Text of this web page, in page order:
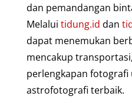
dan pemandangan
Melalui tidung.id dan
dapat menemukan
mencakup
perlengkapan
astrofotografi terbaik.